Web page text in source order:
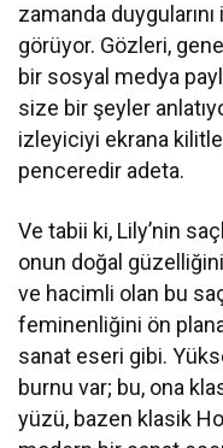
zamanda
görüyor. Gözleri,
bir sosyal medya
size bir şeyler
izleyiciyi ekrana
penceredir adeta.
Ve tabii ki, Lily’nin
onun doğal
ve hacimli olan bu
feminenliğini ön
sanat eseri gibi.
burnu var; bu, ona
yüzü, bazen klasik